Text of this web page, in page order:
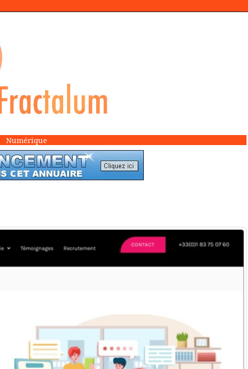
Numérique